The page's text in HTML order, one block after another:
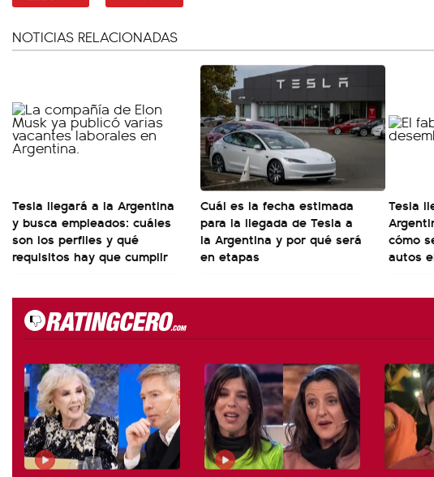
NOTICIAS RELACIONADAS
Tesla llegará a la Argentina
y busca empleados: cuáles
son los perfiles y qué
requisitos hay que cumplir
Cuál es la fecha estimada
para la llegada de Tesla a
la Argentina y por qué será
en etapas
Tesla
cómo
autos